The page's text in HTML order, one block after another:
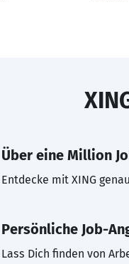
Über eine Million
Entdecke mit XING
Persönliche Job-
Lass Dich finden von